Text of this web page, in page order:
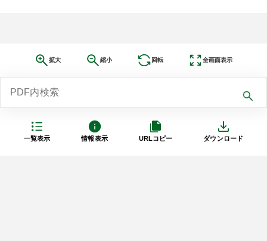
一覧表示 情報表示 URLコピー ダウンロード
拡大 縮小 回転 全画面表示